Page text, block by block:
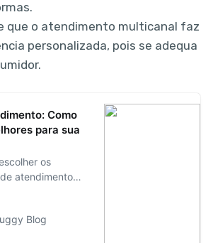
que o atendimento multicanal faz
personalizada, pois se adequa
Como
para sua
os
atendimento
Blog